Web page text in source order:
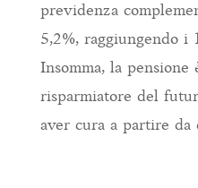
previdenza
5,2%, raggiungendo
Insomma, la pensione
risparmiatore del
aver cura a partire da